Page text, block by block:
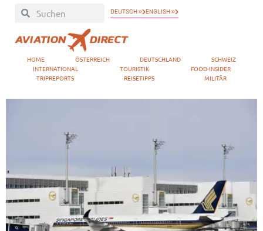
DEUTSCH » ENGLISH »
HOME ÖSTERREICH DEUTSCHLAND
SCHWEIZ
INTERNATIONAL
TOURISTIK
FOOD-INSIDER
TRIPREPORTS
REISETIPPS MILITÄR